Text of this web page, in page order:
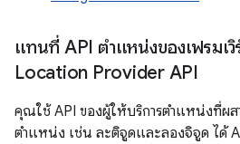
แทนที่ API ตำแหน่งของเฟรมเ
Location Provider API
คุณใช้ API ของผู้ให้บริการตำแหน่งที่ผส
ตำแหน่ง เช่น ละติจูดและลองจิจูด ได้